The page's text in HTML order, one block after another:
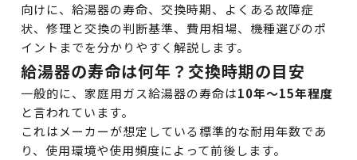
向けに、給湯器の寿命、交換時期、よくある故障症
状、修理と交換の判断基準、費用相場、機種選びのポ
イントまでを分かりやすく解説します。
給湯器の寿命は何年？交換時期の目安
一般的に、家庭用ガス給湯器の寿命は10年〜15年程度
と言われています。
これはメーカーが想定している標準的な耐用年数であ
り、使用環境や使用頻度によって前後します。